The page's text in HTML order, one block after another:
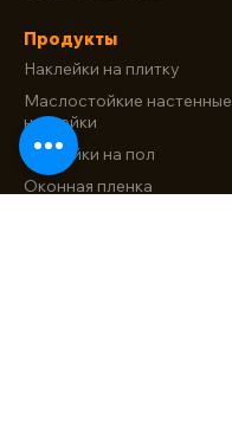
Продукты
Наклейки на плитку
Маслостойкие настенные
наклейки
Наклейки на пол
Оконная пленка